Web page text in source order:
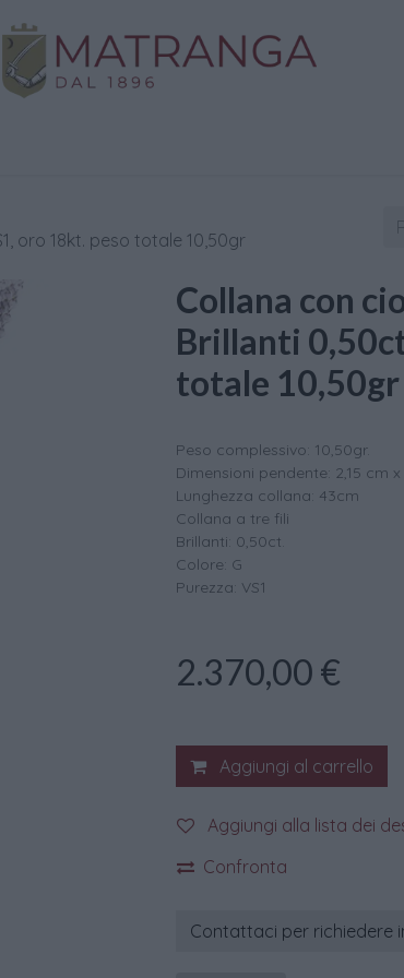
oro 18kt. peso totale 10,50gr
Collana con
Brillanti
totale 10,50gr
Peso complessivo: 10,50gr.
Dimensioni pendente: 2,15 cm x
Lunghezza collana: 43cm
Collana a tre fili
Brillanti: 0,50ct.
Colore: G
Purezza: VS1
2.370,00 €
Aggiungi al carrello
Aggiungi alla lista dei
Confronta
Contattaci per richiedere